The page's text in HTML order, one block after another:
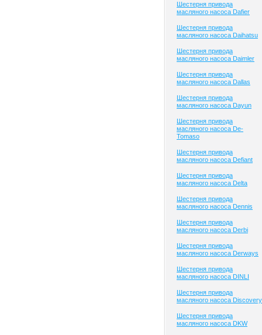
Шестерня привода
масляного насоса Dafier
Шестерня привода
масляного насоса Daihatsu
Шестерня привода
масляного насоса Daimler
Шестерня привода
масляного насоса Dallas
Шестерня привода
масляного насоса Dayun
Шестерня привода
масляного насоса De-
Tomaso
Шестерня привода
масляного насоса Defiant
Шестерня привода
масляного насоса Delta
Шестерня привода
масляного насоса Dennis
Шестерня привода
масляного насоса Derbi
Шестерня привода
масляного насоса Derways
Шестерня привода
масляного насоса DINLI
Шестерня привода
масляного насоса Discovery
Шестерня привода
масляного насоса DKW